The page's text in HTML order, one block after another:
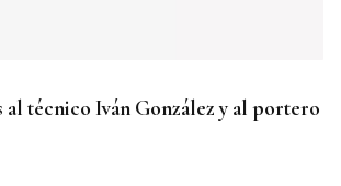
al técnico Iván González y al portero